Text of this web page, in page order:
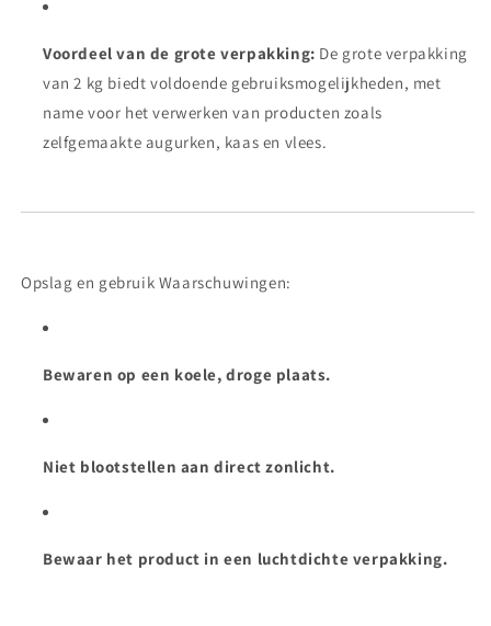
Voordeel van de grote verpakking: De grote verpakking
van 2 kg biedt voldoende gebruiksmogelijkheden, met
name voor het verwerken van producten zoals
zelfgemaakte augurken, kaas en vlees.
Opslag en gebruik Waarschuwingen:
Bewaren op een koele, droge plaats.
Niet blootstellen aan direct zonlicht.
Bewaar het product in een luchtdichte verpakking.